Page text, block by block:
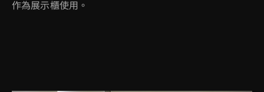
作為展示櫃使用。